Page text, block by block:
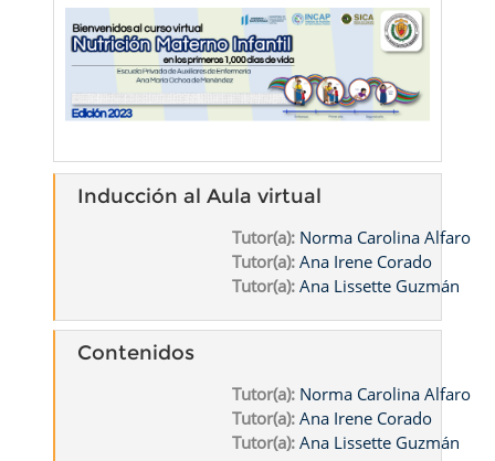
Inducción al Aula virtual
Tutor(a): Norma Carolina Alfaro
Tutor(a): Ana Irene Corado
Tutor(a): Ana Lissette Guzmán
Contenidos
Tutor(a): Norma Carolina Alfaro
Tutor(a): Ana Irene Corado
Tutor(a): Ana Lissette Guzmán